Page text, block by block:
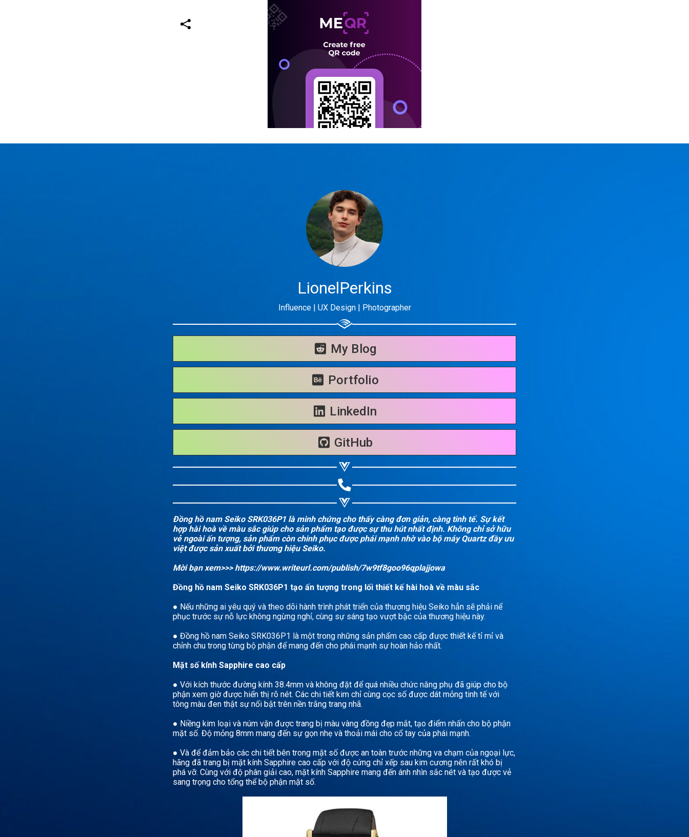
LionelPerkins
Influence | UX Design | Photographer
My Blog
Portfolio
LinkedIn
GitHub
Đồng hồ nam Seiko SRK036P1 là minh chứng cho thấy càng đơn giản, càng tinh tế. Sự kết
hợp hài hoà về màu sắc giúp cho sản phẩm tạo được sự thu hút nhất định. Không chỉ sở hữu
vẻ ngoài ấn tượng, sản phẩm còn chinh phục được phái mạnh nhờ vào bộ máy Quartz đầy ưu
việt được sản xuất bởi thương hiệu Seiko.
Mời bạn xem>>> https://www.writeurl.com/publish/7w9tf8goo96qplajjowa
Đồng hồ nam Seiko SRK036P1 tạo ấn tượng trong lối thiết kế hài hoà về màu sắc
● Nếu những ai yêu quý và theo dõi hành trình phát triển của thương hiệu Seiko hẳn sẽ phải nể
phục trước sự nỗ lực không ngừng nghỉ, cùng sự sáng tạo vượt bậc của thương hiệu này.
● Đồng hồ nam Seiko SRK036P1 là một trong những sản phẩm cao cấp được thiết kế tỉ mỉ và
chỉnh chu trong từng bộ phận để mang đến cho phái mạnh sự hoàn hảo nhất.
Mặt số kính Sapphire cao cấp
● Với kích thước đường kính 38.4mm và không đặt để quá nhiều chức năng phụ đã giúp cho bộ
phận xem giờ được hiển thị rõ nét. Các chi tiết kim chỉ cùng cọc số được dát mỏng tinh tế với
tông màu đen thật sự nổi bật trên nền trắng trang nhã.
● Niềng kim loại và núm vặn được trang bị màu vàng đồng đẹp mắt, tạo điểm nhấn cho bộ phận
mặt số. Độ mỏng 8mm mang đến sự gọn nhẹ và thoải mái cho cổ tay của phái mạnh.
● Và để đảm bảo các chi tiết bên trong mặt số được an toàn trước những va chạm của ngoại lực,
hãng đã trang bị mặt kính Sapphire cao cấp với độ cứng chỉ xếp sau kim cương nên rất khó bị
phá vỡ. Cùng với độ phân giải cao, mặt kính Sapphire mang đến ánh nhìn sắc nét và tạo được vẻ
sang trọng cho tổng thể bộ phận mặt số.